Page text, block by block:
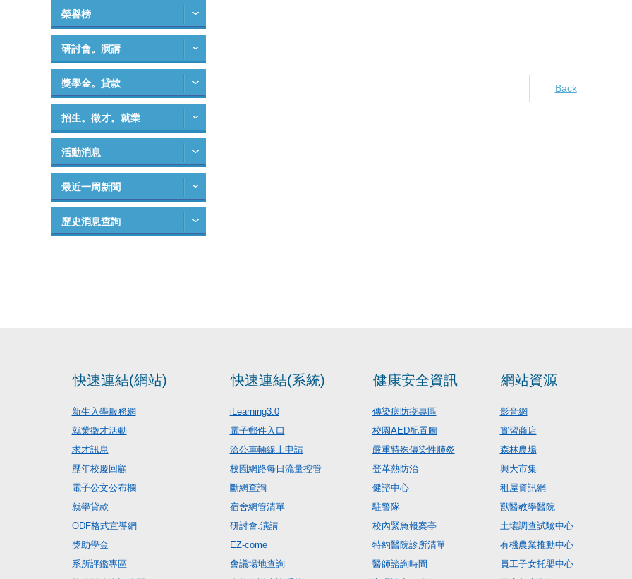
榮譽榜
研討會。演講
獎學金。貸款
招生。徵才。就業
活動消息
最近一周新聞
歷史消息查詢
Back
快速連結(網站)
新生入學服務網
就業徵才活動
求才訊息
歷年校慶回顧
電子公文公布欄
就學貸款
ODF格式宣導網
獎助學金
系所評鑑專區
快速連結(系統)
iLearning3.0
電子郵件入口
洽公車輛線上申請
校園網路每日流量控管
斷網查詢
宿舍網管清單
研討會.演講
EZ-come
會議場地查詢
健康安全資訊
傳染病防疫專區
校園AED配置圖
嚴重特殊傳染性肺炎
登革熱防治
健諮中心
駐警隊
校內緊急報案亭
特約醫院診所清單
醫師諮詢時間
網站資源
影音網
實習商店
森林農場
興大市集
租屋資訊網
獸醫教學醫院
土壤調查試驗中心
有機農業推動中心
員工子女托嬰中心